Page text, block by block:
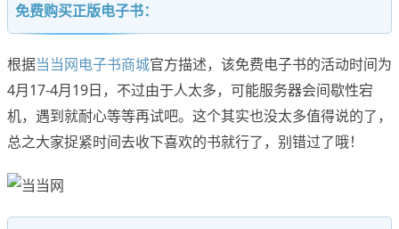
免费购买正版电子书：
根据当当网电子书商城官方描述，该免费电子书的活动时间为
4月17-4月19日，不过由于人太多，可能服务器会间歇性宕
机，遇到就耐心等等再试吧。这个其实也没太多值得说的了，
总之大家捉紧时间去收下喜欢的书就行了，别错过了哦！